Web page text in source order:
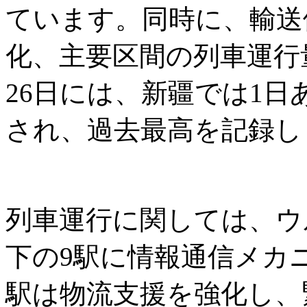
ています。同時に、輸
化、主要区間の列車運
26日には、新疆では1日
され、過去最高を記録
列車運行に関しては、
下の9駅に情報通信メカ
駅は物流支援を強化し